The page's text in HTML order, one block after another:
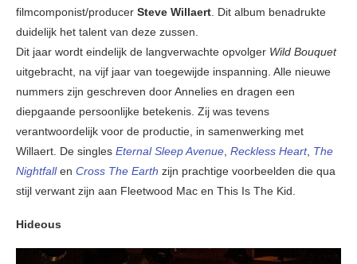
filmcomponist/producer Steve Willaert . Dit album benadrukte
duidelijk het talent van deze zussen.
Dit jaar wordt eindelijk de langverwachte opvolger Wild Bouquet
uitgebracht, na vijf jaar van toegewijde inspanning. Alle nieuwe
nummers zijn geschreven door Annelies en dragen een
diepgaande persoonlijke betekenis. Zij was tevens
verantwoordelijk voor de productie, in samenwerking met
Willaert. De singles Eternal Sleep Avenue Reckless Heart, The
Nightfallen Cross The Earth zijn prachtige voorbeelden die qua
stijl verwant zijn aan Fleetwood Mac en This Is The Kid.
Hideous